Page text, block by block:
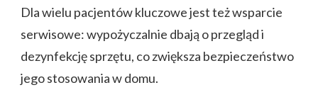
Dla wielu pacjentów kluczowe jest też wsparcie
serwisowe: wypożyczalnie dbają o przegląd i
dezynfekcję sprzętu, co zwiększa bezpieczeństwo
jego stosowania w domu.